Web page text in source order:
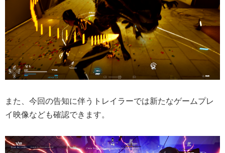
また、今回の告知に伴うトレイラーでは新たなゲームプレ
イ映像なども確認できます。